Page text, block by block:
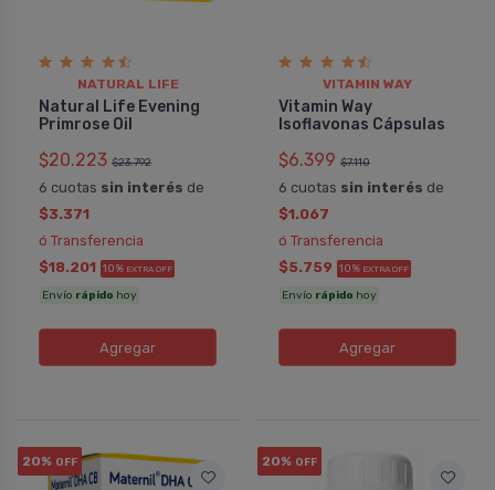
NATURAL LIFE
Natural Life Evening
Primrose Oil
$20.223 $23.792
6 cuotas sin interés de
$3.371
ó Transferencia
$18.201 10% EXTRA OFF
Envío rápido hoy
Agregar
VITAMIN WAY
Vitamin Way
Isoflavonas Cápsulas
$6.399 $7.110
6 cuotas sin interés de
$1.067
ó Transferencia
$5.759 10% EXTRA OFF
Envío rápido hoy
Agregar
20% OFF 20% OFF